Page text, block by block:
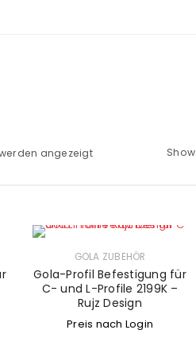
angezeigt Show
GOLA ZUBEHÖR
Gola-Profil Befestigung für
C- und L-Profile 2199K –
Rujz Design
Preis nach Login